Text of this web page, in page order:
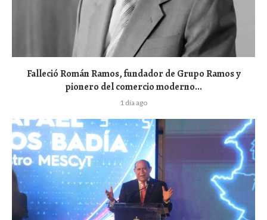
Falleció Román Ramos, fundador de Grupo Ramos y
pionero del comercio moderno...
1 día ago